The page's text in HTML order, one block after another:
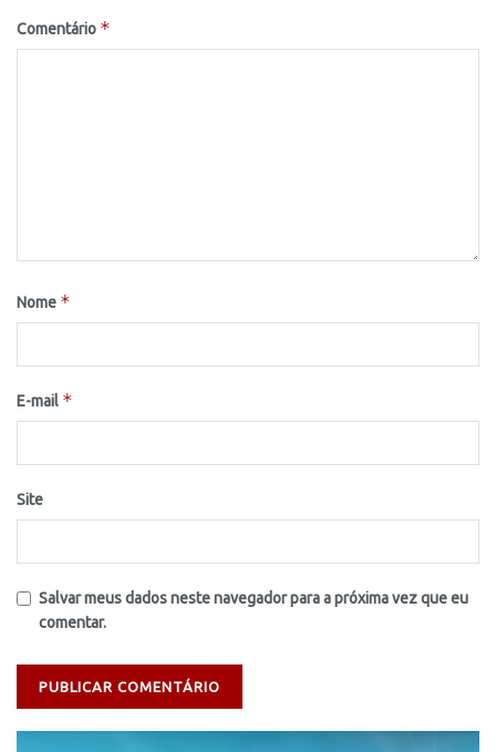
Comentário *
Nome *
E-mail *
Site
Salvar meus dados neste navegador para a próxima vez que eu
comentar.